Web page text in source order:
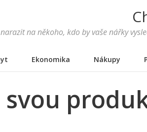
na někoho, kdo by vaše nářky
Ekonomika Nákupy
svou